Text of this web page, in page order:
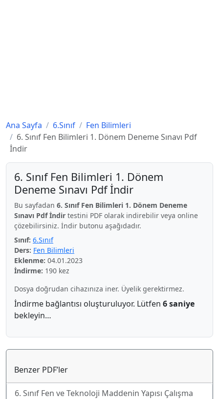
Ana Sayfa 6.Sınıf
Fen Bilimleri
6. Sınıf Fen Bilimleri 1. Dönem Deneme Sınavı Pdf
İndir
6. Sınıf Fen Bilimleri 1. Dönem
Deneme Sınavı Pdf İndir
Bu sayfadan 6. Sınıf Fen Bilimleri 1. Dönem Deneme
Sınavı Pdf İndir testini PDF olarak indirebilir veya online
çözebilirsiniz. İndir butonu aşağıdadır.
Sınıf: 6.Sınıf
Ders: Fen Bilimleri
Eklenme: 04.01.2023
İndirme: 190 kez
Dosya doğrudan cihazınıza iner. Üyelik gerektirmez.
İndirme bağlantısı oluşturuluyor. Lütfen 6 saniye
bekleyin…
Benzer PDF’ler
6. Sınıf Fen ve Teknoloji Maddenin Yapısı Çalışma